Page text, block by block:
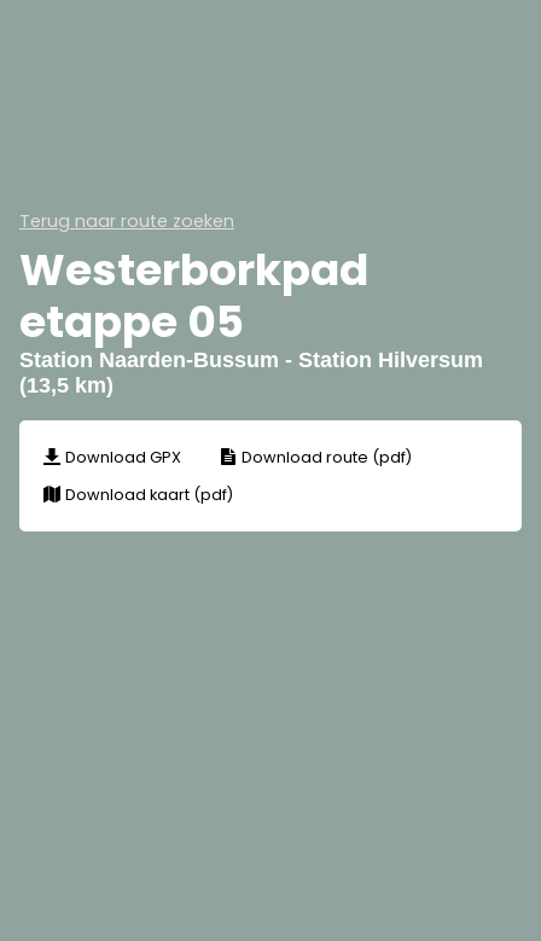
Terug naar route zoeken
Westerborkpad
etappe 05
Station Naarden-Bussum - Station Hilversum
(13,5 km)
Download GPX
Download route (pdf)
Download kaart (pdf)